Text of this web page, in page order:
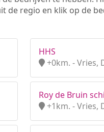
de regio en klik op de
HHS
+0km. - Vries,
Roy de Bruin
+1km. - Vries,